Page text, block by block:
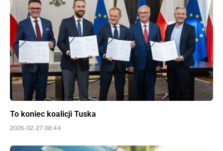
To koniec koalicji Tuska
2026-02-27 08:44